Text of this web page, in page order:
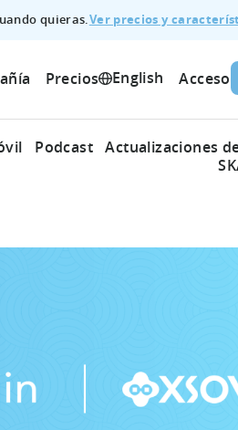
quieras.Ver precios y
Precios English Acceso
Podcast
Actualizaciones